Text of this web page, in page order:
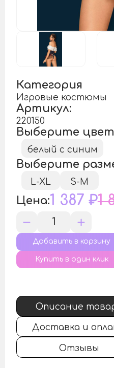
Категория
Игровые костюмы
Артикул:
220150
Выберите
белый с синим
Выберите
L-XL S-M
Цена:1 387 ₽1
Купить в один клик
Описание
Доставка и
Отзывы